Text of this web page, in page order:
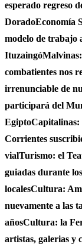
esperado regreso
DoradoEconomía
modelo de trabajo
Ituzaingó
combatientes nos
irrenunciable de
participará del
Egipto
Corrientes
vialTurismo: el
guiadas durante
localesCultura:
nuevamente a las
añosCultura: la
artistas, galerias y